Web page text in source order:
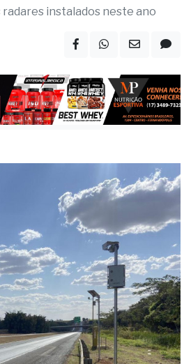
instalados neste ano